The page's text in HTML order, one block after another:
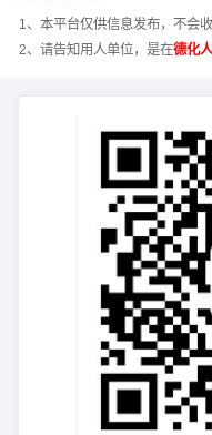
1、本平台仅供信息发布，不会
2、请告知用人单位，是在德化